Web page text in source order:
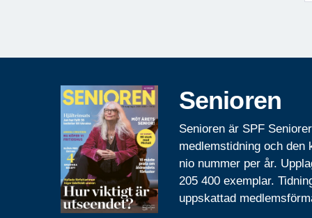
Senioren
Senioren är SPF
medlemstidning och den
nio nummer per år.
205 400 exemplar.
uppskattad